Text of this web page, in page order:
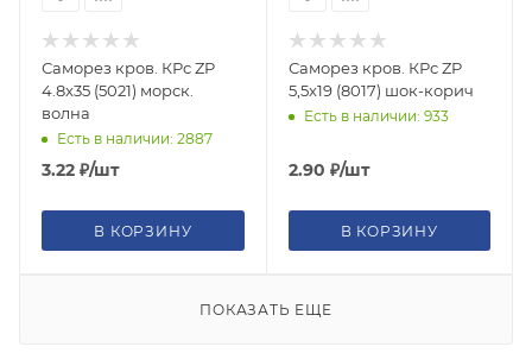
Саморез кров. КРс ZP
4.8x35 (5021) морск.
волна
Есть в наличии: 2887
3.22 ₽/шт
В КОРЗИНУ
Саморез кров. КРс ZP
5,5x19 (8017) шок-корич
Есть в наличии: 933
2.90 ₽/шт
В КОРЗИНУ
ПОКАЗАТЬ ЕЩЕ